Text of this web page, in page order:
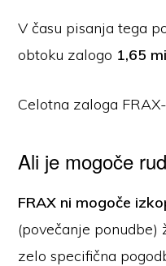
V času pisanja tega
obtoku zalogo 1,65
Celotna zaloga
Ali je mogoče
FRAX ni mogoče
(povečanje ponudbe)
zelo specifična